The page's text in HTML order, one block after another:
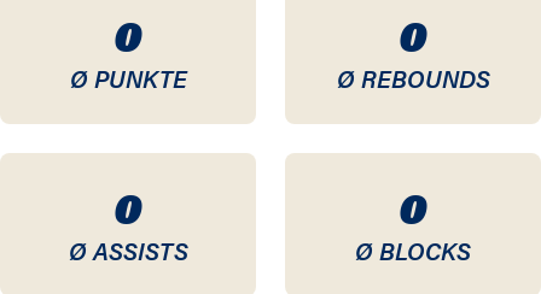
0
Ø PUNKTE
0
Ø REBOUNDS
0
Ø ASSISTS
0
Ø BLOCKS